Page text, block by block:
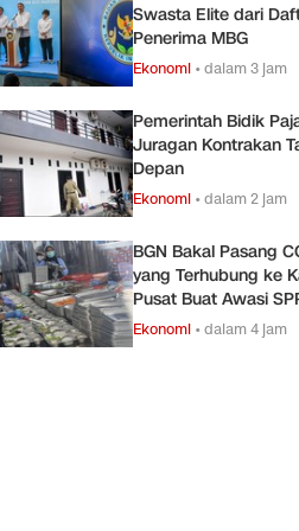
Swasta Elite dari
Penerima MBG
Ekonomi •dalam 3 jam
Pemerintah Bidik
Juragan Kontrakan
Depan
Ekonomi •dalam 2 jam
BGN Bakal Pasang
yang Terhubung ke
Pusat Buat Awasi
Ekonomi •dalam 4 jam